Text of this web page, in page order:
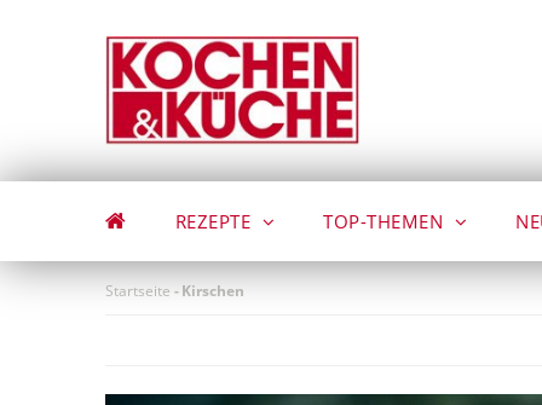
REZEPTE TOP-THEMEN
Startseite -Kirschen